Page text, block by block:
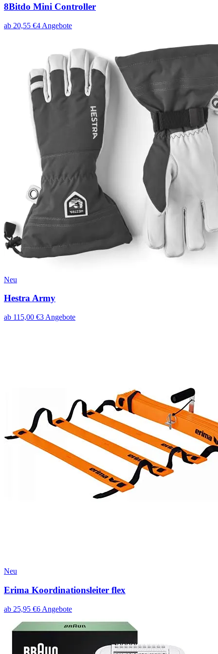
8Bitdo Mini Controller
ab 20,55 €4 Angebote
Neu
Hestra Army
ab 115,00 €3 Angebote
Neu
Erima Koordinationsleiter flex
ab 25,95 €6 Angebote